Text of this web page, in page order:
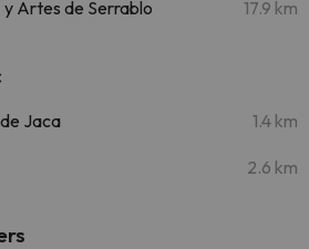
Artes de Serrablo 17.9 km
Jaca 1.4 km
2.6 km